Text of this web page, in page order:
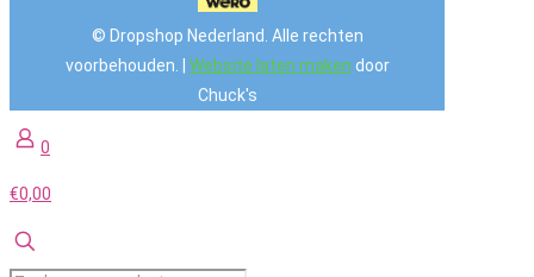
© Dropshop Nederland. Alle rechten
voorbehouden. | Website laten maken door
Chuck's
0
€0,00